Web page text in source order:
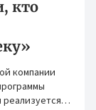
кто
компании
реализуется